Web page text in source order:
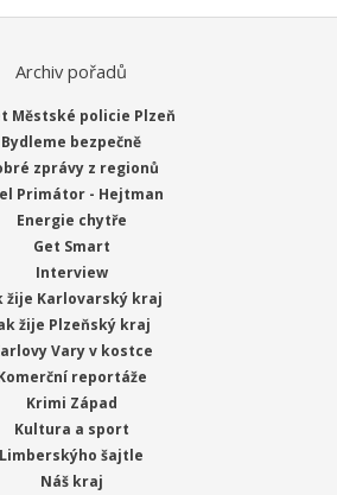
Archiv pořadů
Městské policie Plzeň
Bydleme bezpečně
zprávy z regionů
Primátor - Hejtman
Energie chytře
Get Smart
Interview
žije Karlovarský kraj
žije Plzeňský kraj
Vary v kostce
reportáže
Krimi Západ
Kultura a sport
Limberskýho šajtle
Náš kraj